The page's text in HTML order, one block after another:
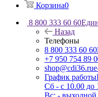
Корзина0
8 800 333 60 60
Назад
Телефоны
8 800 333 60 60
+7 950 754 89
shop@cdi36.ru
График работы
Сб - с 10.00 до
Вс: - выходной